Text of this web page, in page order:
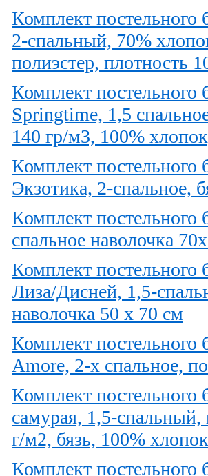
Комплект постельного
2-спальный, 70%
полиэстер, плотность
Комплект постельного
Springtime, 1,5
140 гр/м3, 100%
Комплект постельного
Экзотика, 2-спальное,
Комплект постельного
спальное наволочка
Комплект постельного
Лиза/Дисней, 1,5-
наволочка 50 х 70 см
Комплект постельного
Amore, 2-х спальное,
Комплект постельного
самурая, 1,5-спальный,
г/м2, бязь, 100% хлопок
Комплект постельного